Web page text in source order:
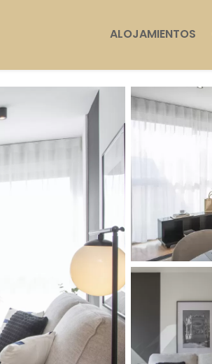
ALOJAMIENTOS